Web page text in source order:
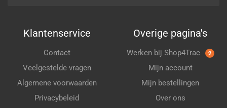
Klantenservice
Contact
Veelgestelde vragen
Algemene voorwaarden
Privacybeleid
Overige pagina's
Werken bij Shop4Trac 2
Mijn account
Mijn bestellingen
Over ons